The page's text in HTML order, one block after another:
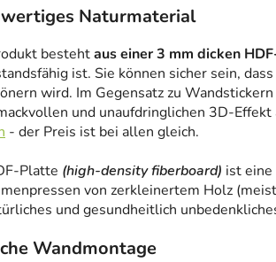
Naturmaterial
bestehtaus einer 3 mm dicken
ist. Sie können sicher sein,
wird. Im Gegensatz zu
und unaufdringlichen 3D-Effekt
- der Preis ist bei allen gleich.
Platte (high-density fiberboard) ist
von zerkleinertem Holz
und gesundheitlich
Wandmontage